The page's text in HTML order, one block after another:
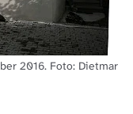
2016. Foto: Dietmar